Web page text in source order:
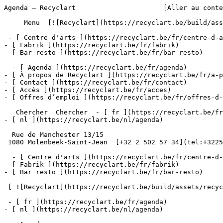
Agenda – Recyclart                      [Aller au contenu](#main) 

     Menu  [![Recyclart](https://recyclart.be/build/assets/recyclart-alt-vuiYlMn5.png)](https://recyclart.be/fr) 

 - [ Centre d'arts ](https://recyclart.be/fr/centre-d-arts)
- [ Fabrik ](https://recyclart.be/fr/fabrik)
- [ Bar resto ](https://recyclart.be/fr/bar-resto)

  - [ Agenda ](https://recyclart.be/fr/agenda)
- [ À propos de Recyclart ](https://recyclart.be/fr/a-propos-de-recyclart)
- [ Contact ](https://recyclart.be/fr/contact)
- [ Accès ](https://recyclart.be/fr/acces)
- [ Offres d’emploi ](https://recyclart.be/fr/offres-d-emploi)

   Chercher  Chercher  - [ fr ](https://recyclart.be/fr/agenda)
- [ nl ](https://recyclart.be/nl/agenda)

  Rue de Manchester 13/15
 1080 Molenbeek-Saint-Jean  [+32 2 502 57 34](tel:+3225025734)

  - [ Centre d'arts ](https://recyclart.be/fr/centre-d-arts)
- [ Fabrik ](https://recyclart.be/fr/fabrik)
- [ Bar resto ](https://recyclart.be/fr/bar-resto)

 [ ![Recyclart](https://recyclart.be/build/assets/recyclart-DRbxCIvl.png)](https://recyclart.be/fr) 

 - [ fr ](https://recyclart.be/fr/agenda)
- [ nl ](https://recyclart.be/nl/agenda)

    Agenda 
========

01
--

- [ ![](https://recyclart.be/storage/files/schermafbeelding-2022-05-10-185834-334x272-quadrant(T).jpg?token=964743c2aa45b2d836b0632bc1e9c0d8)Quelle vorm ça prend? 
    ----------------------

    architecture

      01.01 .23 &gt;  01.03 .23  

     ](https://recyclart.be/fr/agenda/quelle-vorm-ca-prend)
- [ ![](https://recyclart.be/storage/files/201910-recyclart-003-334x272-quadrant(T).jpg?token=bbecb1fecfca802617f062226e438ce7)OFFRES D'EMPLOI 
    ----------------

      01.01 .23 &gt;  03.03 .23  

     ](https://recyclart.be/fr/agenda/offres-d-emploi-1)
- [ ![](https://recyclart.be/storage/files/202210-recyclart-bar-003-12-334x272-quadrant(T).jpg?token=31bd11968cf1649c385013775a6b9ec1)lunch 100% vegan 
    -----------------

    BAR RECYCLART

      04.01 .23 &gt;  06.01 .23  

     ](https://recyclart.be/fr/agenda/lunch-100-vegan-25)
- [ ![](https://recyclart.be/storage/files/01-06-kabaalkleiner-334x272-quadrant(T).png?token=cb7fcdf335021d978ad848811df45900)Kabaal ft. Br Laser + Eric Kinny + Sarah abd Ali + Lostsoundbytes 
    ------------------------------------------------------------------

    kitten rhetorics #3

     06.01.23 

     ](https://recyclart.be/fr/agenda/kabaal-ft-br-laser-eric-kinny-sarah-abd-ali-lostsoundbytes)
- [ ![](https://recyclart.be/storage/files/1-copie-2-7-334x272-quadrant(T).jpg?token=3f51ae4d58a6c392bb37a993215c2099)MENU CINQ SERVICES 
    -------------------

    BAR RECYCLART

     10.01.23 

     ](https://recyclart.be/fr/agenda/menu-cinq-services-45)
- [ ![](https://recyclart.be/storage/files/202207-recyclart-holidays-459-4-334x272-quadrant(T).jpg?token=4169e15d85195fc6e663c8ca432ff319)lunch 100% vegan 
    -----------------

    BAR RECYCLART

      11.01 .23 &gt;  12.01 .23  

     ](https://recyclart.be/fr/agenda/lunch-100-vegan-11)
- [archikids 
    ----------

    atelier

      11.01 .23 &gt;  28.06 .23  

     ](https://recyclart.be/fr/agenda/archikids-4)
- [ ![](https://recyclart.be/storage/files/givethemboobs-7352kleiner-334x272-quadrant(T).jpg?token=4ff5ea843fcc509b4fdcb187298a4246)FATSABBATS: GIVE THEM BOOBS 
    ----------------------------

     12.01.23 

     ](https://recyclart.be/fr/agenda/fatsabbats-give-them-boobs)
- [ ![](https://recyclart.be/storage/files/1-copie-2-8-334x272-quadrant(T).jpg?token=2b770532dd79d8f66c7426698a1e851e)MENU CINQ SERVICES 
    -------------------

    BAR RECYCLART

     17.01.23 

     ](https://recyclart.be/fr/agenda/menu-cinq-services-44)
- [ ![](https://recyclart.be/storage/files/202107-recyclart-holidays-481-8-334x272-quadrant(T).jpg?token=96184378b3f89b4c744c4a26bc7350f6)lunch 100% vegan 
    -----------------

    BAR RECYCLART

      18.01 .23 &gt;  20.01 .23  

     ](https://recyclart.be/fr/agenda/lunch-100-vegan-15)
- [ ![](https://recyclart.be/storage/files/gerard-facebook-334x272-quadrant(T).jpg?token=75e28ebed6be0afa1391ccfe5a5bcaac)GERARD release show w/ Lazzaro + Bajeer + Daisy Darkpark 
    ---------------------------------------------------------

     19.01.23 

     ](https://recyclart.be/fr/agenda/gerard-release-show-w-lazzaro-bajeer-daisy-darkpark)
- [ ![](https://recyclart.be/storage/files/01-21-lila-tirando-a-violeta-6-334x272-quadrant(T).jpg?token=66cebabcb2766a98a31476bed89f240a)Lila Tirando A Violeta (live) + TTristana + Summer Satana (live) + Vendredear + Xaxalxe 
    ----------------------------------------------------------------------------------------

    losebumps

     21.01.23 

     ](https://recyclart.be/fr/agenda/lila-tirando-a-violeta-live-ttristana-summer-satana-live-vendredear-xaxalxe)
- [ ![](https://recyclart.be/storage/files/1-copie-2-9-334x272-quadrant(T).jpg?token=3f94a8094f1d500f84582cfa9f73de17)MENU CINQ SERVICES 
    -------------------

    BAR RECYCLART

     24.01.23 

     ](https://recyclart.be/fr/agenda/menu-cinq-services-36)
- [ ![](https://recyclart.be/storage/files/202301-recyclart-bar-001-334x272-quadrant(T).jpg?token=575031cadd2492d838abf28168780e05)lunch 100% vegan 
    -----------------

    BAR RECYCLART

      25.01 .23 &gt;  27.01 .23  

     ](https://recyclart.be/fr/agenda/lunch-100-vegan-20)
- [ ![](https://recyclart.be/storage/files/thumbnail-pxl-20220913-190253403-334x272-quadrant(T).jpg?token=8eecbd35248621853f5c9ff14bbb4115)Night as other frontier – A Discussion and Nocturnal Walk on Light Pollution w/ Alona Rodeh &amp; Daan Dekeukeleire (INBO) 
    ---------------------------------------------------------------------------------------------------------------------------

    STADPLURAAL

     25.01.23 

     ](https://recyclart.be/fr/agenda/night-as-other-frontier-a-discussion-and-nocturnal-walk-on-light-pollution-w-alona-rodeh-daan-dekeukeleire-inbo)
- [ ![](https://recyclart.be/storage/files/202202-recyclart-fabrik-004-4-334x272-quadrant(T).jpg?token=67dddb83462c8eb08f158ed99f613806)fix my brol 
    ------------

    atelier

     25.01.23 

     ](https://recyclart.be/fr/agenda/fix-my-brol-12)
- [ ![](https://recyclart.be/storage/files/202210-recyclart-garage-pirate-067-334x272-quadrant(T).jpg?token=edc76f38c76ee064d9d9221bfb505473)Rook + Bank Myna + Charlotte Stuby + Anna Zanichelli + Paul Toussaint 
    ----------------------------------------------------------------------

    GARAGE PIRATE

     26.01.23 

     ](https://recyclart.be/fr/agenda/rook-bank-myna-charlotte-stuby-anna-zanichelli-paul-toussaint)
- [ ![](https://recyclart.be/storage/files/01-26-anna-zanichelli-1-334x272-quadrant(T).png?token=9bf60adfcde3ef44d1dce211d3627603)Anna Zanichelli : Coffee Boing 
    -------------------------------

    expo bar

      27.01 .23 &gt;  17.02 .23  

     ](https://recyclart.be/fr/agenda/anna-zanichelli-coffee-boing)
- [ ![](https://recyclart.be/storage/files/1-copie-2-10-334x272-quadrant(T).jpg?token=4655c035d0727c1c8e139c29d5870534)MENU CINQ SERVICES 
    -------------------

    BAR RECYCLART

     31.01.23 

     ](https://recyclart.be/fr/agenda/menu-cinq-services-39)

   - [ Centre d'arts ](https://recyclart.be/fr/centre-d-arts)
- [ Fabrik ](https://recyclart.be/fr/fabrik)
- [ Bar resto ](https://recyclart.be/fr/bar-resto)

- [ Agenda ](https://recyclart.be/fr/agenda)
- [ À propos de Recyclart ](https://recyclart.be/fr/a-propos-de-recyclart)
- [ Contact ](https://recyclart.be/fr/contact)
- [ Accès ](https://recyclart.be/fr/acces)
- [ Offres d’emploi ](https://recyclart.be/fr/offres-d-emploi)

     [&lt;](/fr/agenda/2026/07)    [August 2026](/fr/agenda/2026/08)    [&gt;](/fr/agenda/2026/09)    L M M J V S D         01   [02](/fr/agenda/2026/08/02)     [03](/fr/agenda/2026/08/03)   04   05   06   07   08   [09](/fr/agenda/2026/08/09)     [10](/fr/agenda/2026/08/10)   [11](/fr/agenda/2026/08/11)   [12](/fr/agenda/2026/08/12)   13   [14](/fr/agenda/2026/08/14)   15   [16](/fr/agenda/2026/08/16)     [17](/fr/agenda/2026/08/17)   [18](/fr/agenda/2026/08/18)   19   20   21   [22](/fr/agenda/2026/08/22)   [23](/fr/agenda/2026/08/23)     [24](/fr/agenda/2026/08/24)   [25](/fr/agenda/2026/08/25)   26   27   28   29   30     [31](/fr/agenda/2026/08/31)         

 - [ Facebook ](https://www.facebook.com/RECYCLARTBXL/)
- [ Instagram ](https://www.instagram.com/recyclartbxl/)

- [ ![Centre de Rénovation Urbaine](https://recyclart.be/storage/files/centre-de-